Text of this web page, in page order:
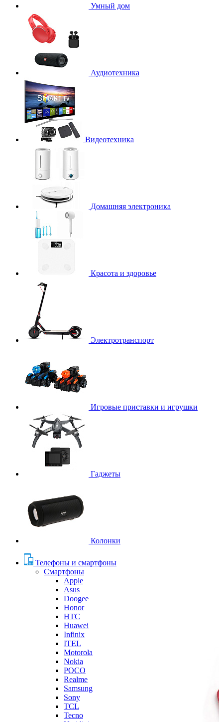
Умный дом
Аудиотехника
Видеотехника
Домашняя электроника
Красота и здоровье
Электротранспорт
Игровые приставки и игрушки
Гаджеты
Колонки
Телефоны и смартфоны
Смартфоны
Apple
Asus
Doogee
Honor
HTC
Huawei
Infinix
ITEL
Motorola
Nokia
POCO
Realme
Samsung
Sony
TCL
Tecno